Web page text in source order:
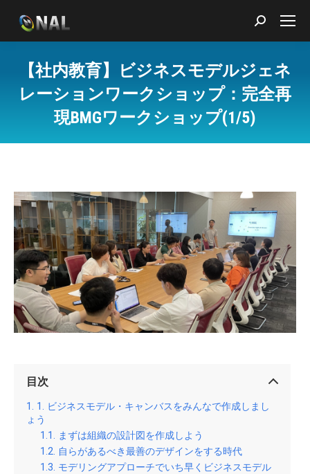
Search:
【社内教育】ビジネスモデルジェネ
レーションワークショップ：完全再
現BMGワークショップ(1/5)
目次
1. ビジネスモデル・キャンバスをみんなで作成しまし
ょう
まずは組織の設計図を作成しよう
自らがあるべき最善のデザインをする時代
モデリングアプローチでいち早くビジネスモデル